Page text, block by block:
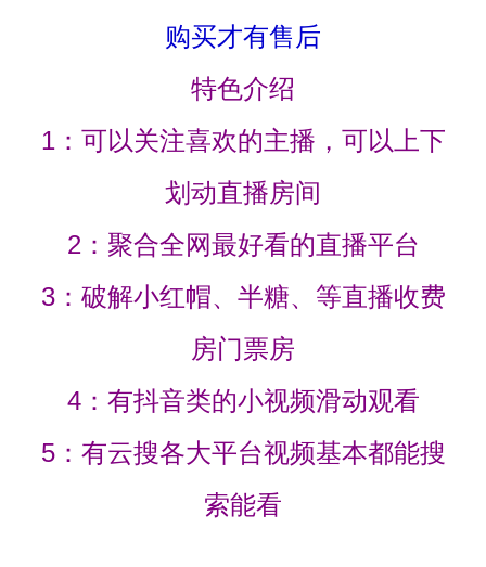
购买才有售后
特色介绍
1：可以关注喜欢的主播，可以上下
划动直播房间
2：聚合全网最好看的直播平台
3：破解小红帽、半糖、等直播收费
房门票房
4：有抖音类的小视频滑动观看
5：有云搜各大平台视频基本都能搜
索能看